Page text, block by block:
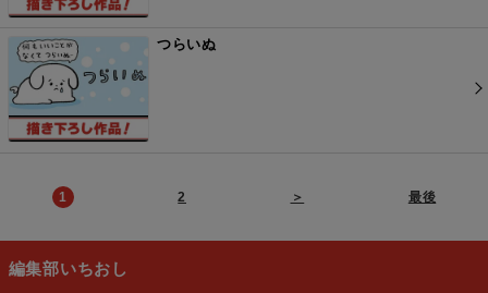
つらいぬ
1 2 ＞ 最後
編集部いちおし